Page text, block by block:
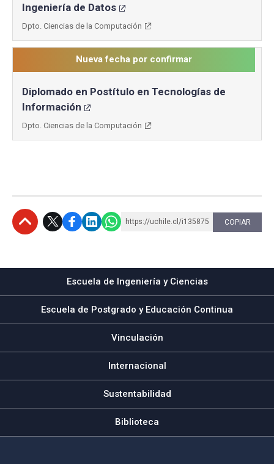
Ingeniería de Datos
Dpto. Ciencias de la Computación
Nueva fecha por confirmar
Diplomado en Postítulo en Tecnologías de
Información
Dpto. Ciencias de la Computación
https://uchile.cl/i135875 COPIAR
Escuela de Ingeniería y Ciencias
Escuela de Postgrado y Educación Continua
Vinculación
Internacional
Sustentabilidad
Biblioteca